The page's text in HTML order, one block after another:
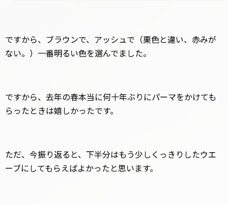
ですから、ブラウンで、アッシュで（栗色と違い、赤みが
ない。）一番明るい色を選んでました。
ですから、去年の春本当に何十年ぶりにパーマをかけても
らったときは嬉しかったです。
ただ、今振り返ると、下半分はもう少しくっきりしたウエ
ーブにしてもらえばよかったと思います。